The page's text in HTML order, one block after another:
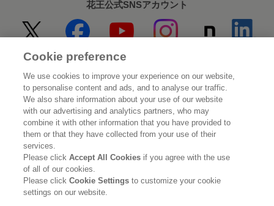
花王公式SNSアカウント
Home 花王について
サステナビリティ イノベーション
ブランド 投資家情報
ニュースルーム 採用情報
利用規約 花王のアクセシビリティ 個人情報保護方針
Cookie preference
We use cookies to improve your experience on our website,
to personalise content and ads, and to analyse our traffic.
We also share information about your use of our website
with our advertising and analytics partners, who may
combine it with other information that you have provided to
them or that they have collected from your use of their
services.
Please clickAccept All Cookies if you agree with the use
of all of our cookies.
Please clickCookie Settingsto customize your cookie
settings on our website.